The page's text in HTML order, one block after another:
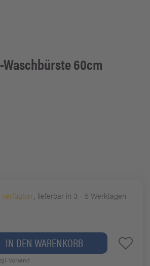
60cm
, lieferbar in 3 - 5 Werktagen
IN DEN WARENKORB
Versand